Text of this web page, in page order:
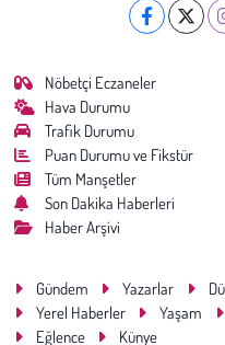
Nöbetçi Eczaneler
Hava Durumu
Trafik Durumu
Puan Durumu ve Fikstür
Tüm Manşetler
Son Dakika Haberleri
Haber Arşivi
Gündem Yazarlar
Yerel Haberler
Yaşam
Eğlence
Künye